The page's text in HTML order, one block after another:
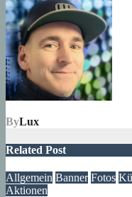
ByLux
Related Post
Allgemein Banner Fotos
Aktionen